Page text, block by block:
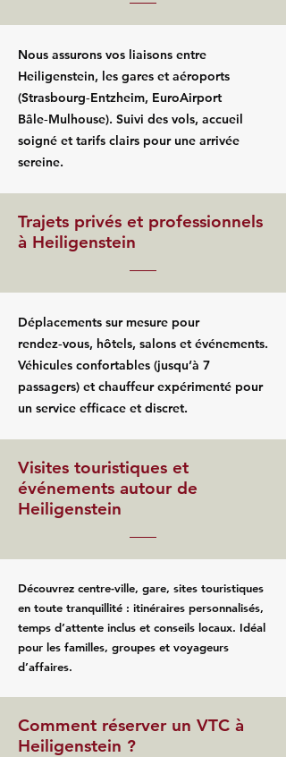
Nous assurons vos liaisons entre
Heiligenstein, les gares et aéroports
(Strasbourg‑Entzheim, EuroAirport
Bâle‑Mulhouse). Suivi des vols, accueil
soigné et tarifs clairs pour une arrivée
sereine.
Trajets privés et professionnels
à Heiligenstein
Déplacements sur mesure pour
rendez‑vous, hôtels, salons et événements.
Véhicules confortables (jusqu’à 7
passagers) et chauffeur expérimenté pour
un service efficace et discret.
Visites touristiques et
événements autour de
Heiligenstein
Découvrez centre-ville, gare, sites touristiques
en toute tranquillité : itinéraires personnalisés,
temps d’attente inclus et conseils locaux. Idéal
pour les familles, groupes et voyageurs
d’affaires.
Comment réserver un VTC à
Heiligenstein ?